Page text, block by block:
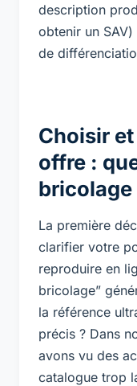
description
obtenir un SAV)
de
Choisir
offre :
bricolage
La première
clarifier votre
reproduire en
bricolage”
la référence
précis ? Dans
avons vu des
catalogue trop